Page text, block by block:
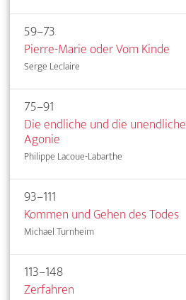
59–73
Pierre-Marie oder Vom Kinde
Serge Leclaire
75–91
Die endliche und die unendliche
Agonie
Philippe Lacoue-Labarthe
93–111
Kommen und Gehen des Todes
Michael Turnheim
113–148
Zerfahren